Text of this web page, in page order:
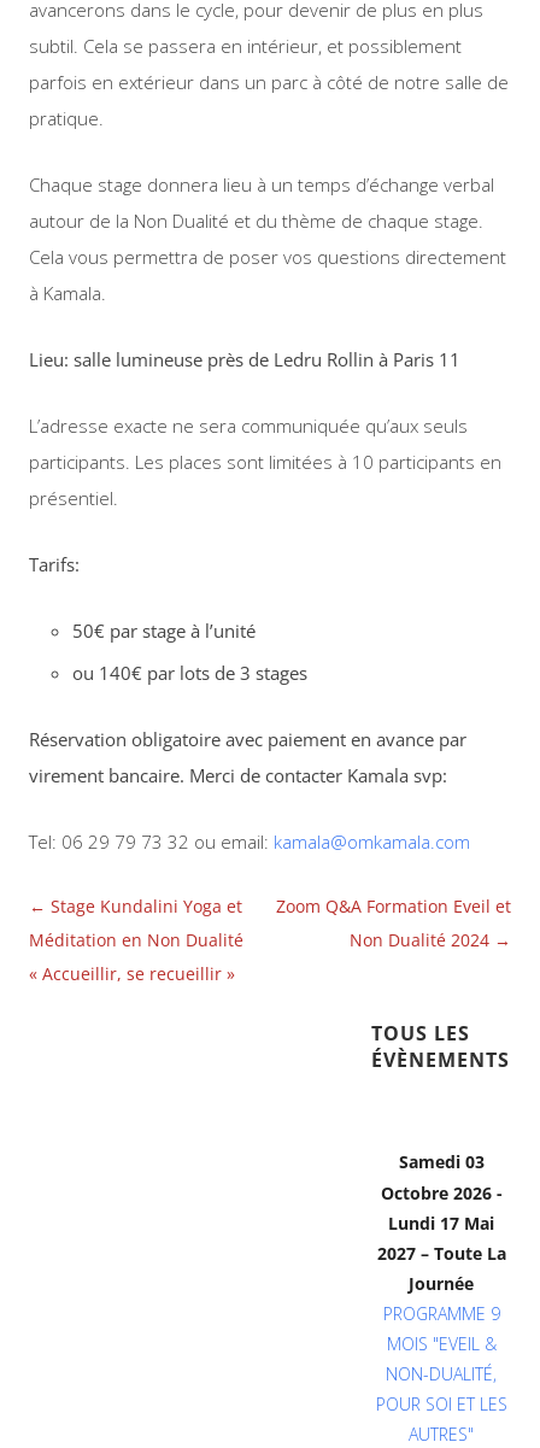
avancerons dans le cycle, pour devenir de plus en plus
subtil. Cela se passera en intérieur, et possiblement
parfois en extérieur dans un parc à côté de notre salle de
pratique.
Chaque stage donnera lieu à un temps d’échange verbal
autour de la Non Dualité et du thème de chaque stage.
Cela vous permettra de poser vos questions directement
à Kamala.
Lieu: salle lumineuse près de Ledru Rollin à Paris 11
L’adresse exacte ne sera communiquée qu’aux seuls
participants. Les places sont limitées à 10 participants en
présentiel.
Tarifs:
50€ par stage à l’unité
ou 140€ par lots de 3 stages
Réservation obligatoire avec paiement en avance par
virement bancaire. Merci de contacter Kamala svp:
Tel: 06 29 79 73 32 ou email: kamala@omkamala.com
Navigation
des
articles
← Stage Kundalini Yoga et
Méditation en Non Dualité
« Accueillir, se recueillir »
Zoom Q&A Formation Eveil et
Non Dualité 2024 →
TOUS LES
ÉVÈNEMENTS
Samedi 03
Octobre 2026 -
Lundi 17 Mai
2027 – Toute La
Journée
PROGRAMME 9
MOIS "EVEIL &
NON-DUALITÉ,
POUR SOI ET LES
AUTRES"